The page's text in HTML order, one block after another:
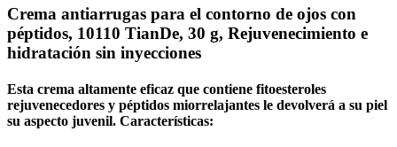
Crema antiarrugas para el contorno de ojos con
péptidos, 10110 TianDe, 30 g, Rejuvenecimiento e
hidratación sin inyecciones
Esta crema altamente eficaz que contiene fitoesteroles
rejuvenecedores y péptidos miorrelajantes le devolverá a su piel
su aspecto juvenil. Características: